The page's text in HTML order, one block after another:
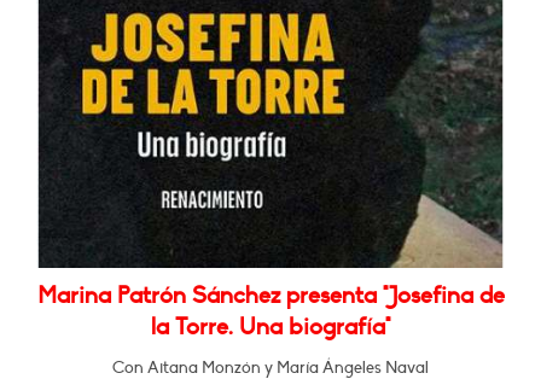
Marina Patrón Sánchez presenta "Josefina de
la Torre. Una biografía"
Con Aitana Monzón y María Ángeles Naval